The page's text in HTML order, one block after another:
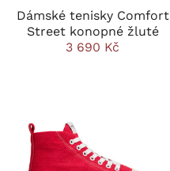
Dámské tenisky Comfort
Street konopné žluté
3 690 Kč